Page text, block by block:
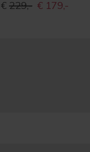
€ 229,- Oorspronkelijke
€ 179,-